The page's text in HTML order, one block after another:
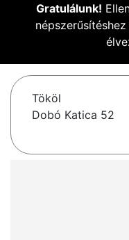
Gratulálunk!
Tököl
Dobó Katica 52